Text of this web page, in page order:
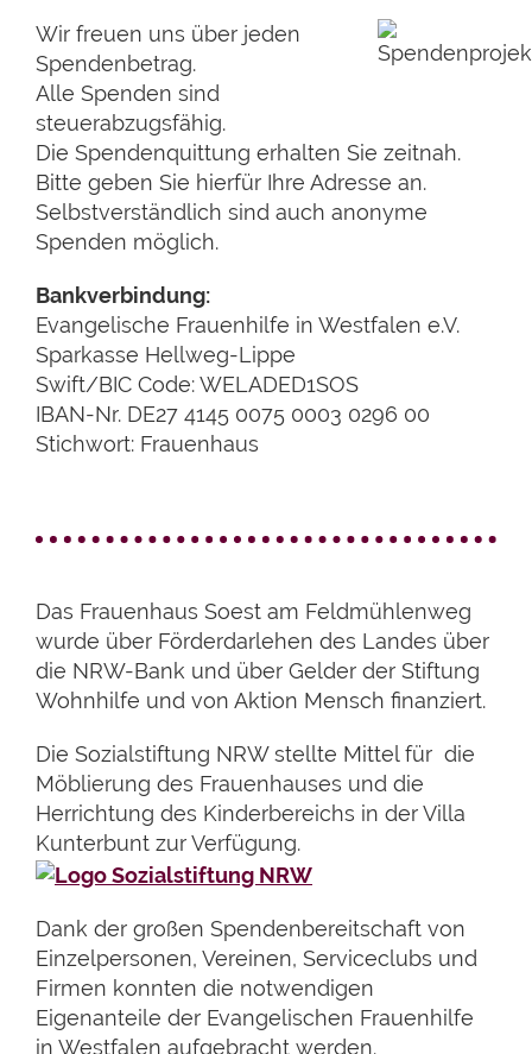
Wir freuen uns über jeden
Spendenbetrag.
Alle Spenden sind
steuerabzugsfähig.
Die Spendenquittung erhalten Sie zeitnah.
Bitte geben Sie hierfür Ihre Adresse an.
Selbstverständlich sind auch anonyme
Spenden möglich.
Bankverbindung:
Evangelische Frauenhilfe in Westfalen e.V.
Sparkasse Hellweg-Lippe
Swift/BIC Code: WELADED1SOS
IBAN-Nr. DE27 4145 0075 0003 0296 00
Stichwort: Frauenhaus
Das Frauenhaus Soest am Feldmühlenweg
wurde über Förderdarlehen des Landes über
die NRW-Bank und über Gelder der Stiftung
Wohnhilfe und von Aktion Mensch finanziert.
Die Sozialstiftung NRW stellte Mittel für die
Möblierung des Frauenhauses und die
Herrichtung des Kinderbereichs in der Villa
Kunterbunt zur Verfügung.
Dank der großen Spendenbereitschaft von
Einzelpersonen, Vereinen, Serviceclubs und
Firmen konnten die notwendigen
Eigenanteile der Evangelischen Frauenhilfe
in Westfalen aufgebracht werden.